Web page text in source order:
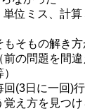
位ミス、計算
そもの解き方
の問題を間違
回(3日に一回)
覚え方を見つ